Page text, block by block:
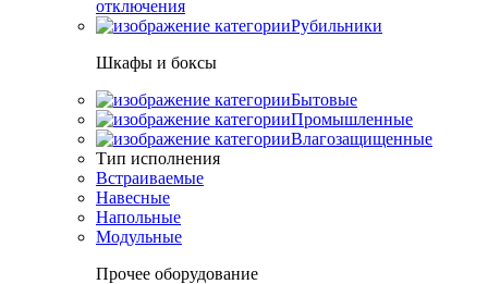
отключения
Рубильники
Шкафы и боксы
Бытовые
Промышленные
Влагозащищенные
Тип исполнения
Встраиваемые
Навесные
Напольные
Модульные
Прочее оборудование